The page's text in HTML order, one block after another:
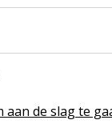
pagina over 5
Uitgangsvragen
aan de slag te
Voorwaarden